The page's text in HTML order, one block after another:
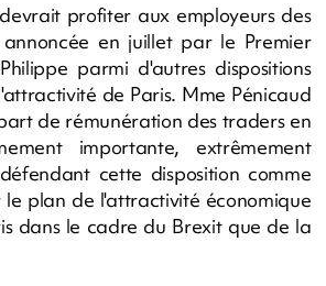
profiter aux employeurs des
en juillet par le Premier
parmi d'autres dispositions
de Paris. Mme Pénicaud
de rémunération des traders en
importante, extrêmement
cette disposition comme
plan de l'attractivité économique
dans le cadre du Brexit que de la